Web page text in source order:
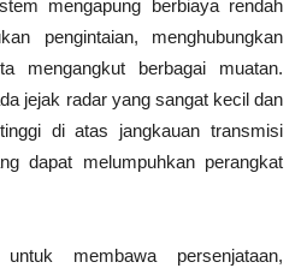
mengapung berbiaya rendah
pengintaian, menghubungkan
mengangkut berbagai muatan.
jejak radar yang sangat kecil dan
di atas jangkauan transmisi
dapat melumpuhkan perangkat
membawa persenjataan,